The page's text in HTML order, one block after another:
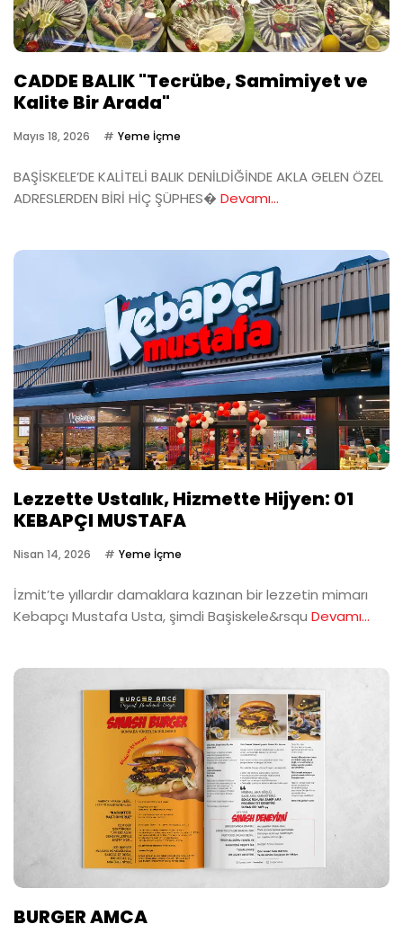
CADDE BALIK "Tecrübe, Samimiyet ve
Kalite Bir Arada"
Mayıs 18, 2026 Yeme İçme
BAŞİSKELE’DE KALİTELİ BALIK DENİLDİĞİNDE AKLA GELEN ÖZEL
ADRESLERDEN BİRİ HİÇ ŞÜPHES� Devamı...
Lezzette Ustalık, Hizmette Hijyen: 01
KEBAPÇI MUSTAFA
Nisan 14, 2026 Yeme İçme
İzmit’te yıllardır damaklara kazınan bir lezzetin mimarı
Kebapçı Mustafa Usta, şimdi Başiskele&rsqu Devamı...
BURGER AMCA